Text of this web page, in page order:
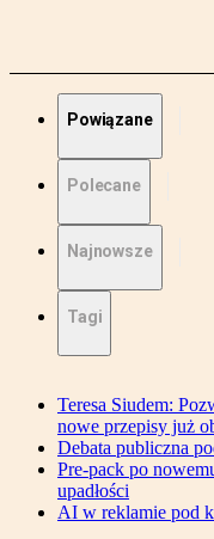
Powiązane
Polecane
Najnowsze
Tagi
Teresa Siudem:
nowe przepisy już
Debata publiczna
Pre-pack po
upadłości
AI w reklamie pod